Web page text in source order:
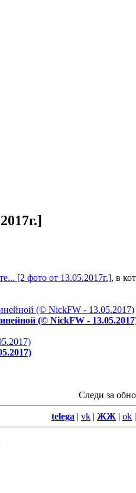
[2 фото от 13.05.2017г.], в
(© NickFW -
Следи за
telega | vk | ЖЖ | ok |